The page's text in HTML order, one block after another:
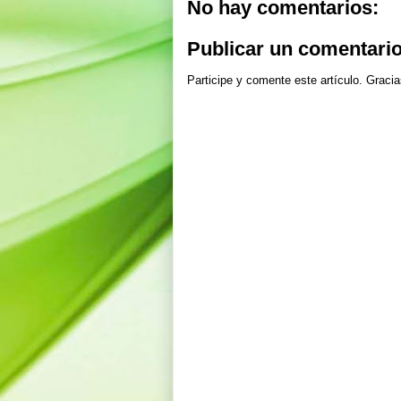
No hay comentarios:
Publicar un
Participe y comente este artículo.